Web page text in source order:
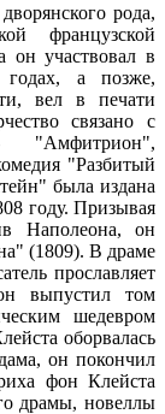
рода,
французской
он участвовал в
а позже,
вел в печати
связано с
"Амфитрион",
"Разбитый
была издана
году. Призывая
Наполеона, он
(1809). В драме
прославляет
выпустил том
шедевром
оборвалась
он покончил
фон Клейста
драмы, новеллы